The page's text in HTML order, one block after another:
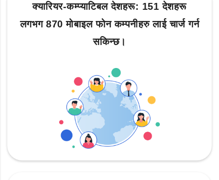
क्यारियर-कम्प्याटिबल देशहरू: 151 देशहरू
लगभग 870 मोबाइल फोन कम्पनीहरु लाई चार्ज गर्न
सकिन्छ।